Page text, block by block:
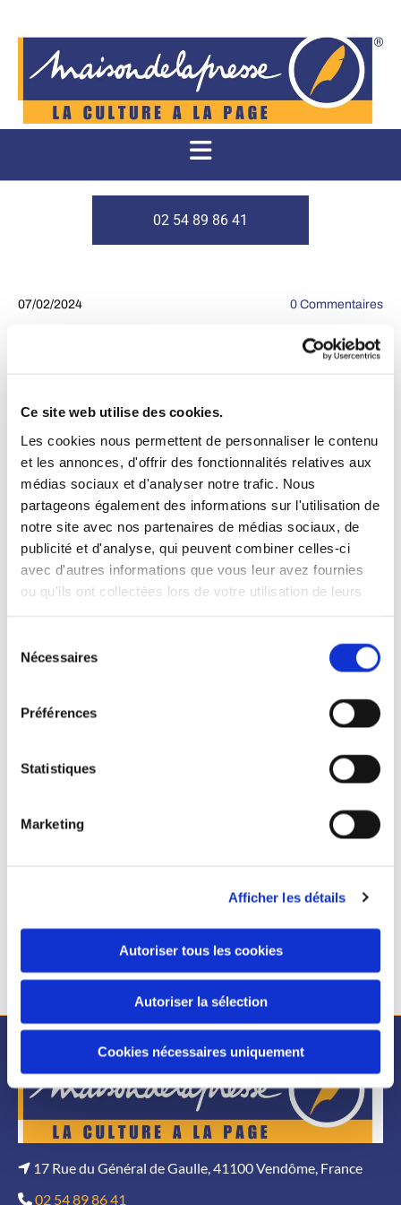
Ce site web utilise des cookies.
Les cookies nous permettent de personnaliser le contenu
et les annonces, d'offrir des fonctionnalités relatives aux
médias sociaux et d'analyser notre trafic. Nous
partageons également des informations sur l'utilisation de
notre site avec nos partenaires de médias sociaux, de
publicité et d'analyse, qui peuvent combiner celles-ci
avec d'autres informations que vous leur avez fournies
ou qu'ils ont collectées lors de votre utilisation de leurs
Nécessaires
Préférences
Statistiques
Marketing
Afficher les détails
Autoriser tous les cookies
Autoriser la sélection
Cookies nécessaires uniquement
02 54 89 86 41
07/02/2024 0 Commentaires
Déroulé de la journée du
Déroulé de la journée du 23 mars
0 Feed
Laisser un commentaire
 17 Rue du Général de Gaulle, 41100 Vendôme, France
02 54 89 86 41